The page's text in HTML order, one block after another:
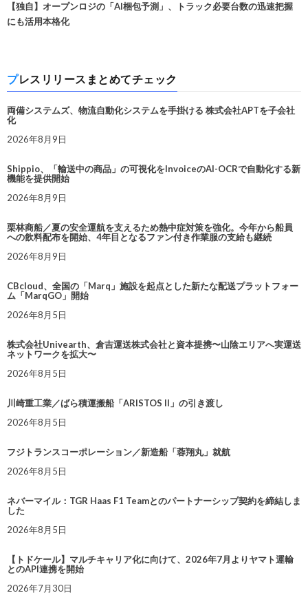
【独自】オープンロジの「AI梱包予測」、トラック必要台数の迅速把握
にも活用本格化
プレスリリースまとめてチェック
両備システムズ、物流自動化システムを手掛ける 株式会社APTを子会社
化
2026年8月9日
Shippio、「輸送中の商品」の可視化をInvoiceのAI-OCRで自動化する新
機能を提供開始
2026年8月9日
栗林商船／夏の安全運航を支えるため熱中症対策を強化。今年から船員
への飲料配布を開始、4年目となるファン付き作業服の支給も継続
2026年8月9日
CBcloud、全国の「Marq」施設を起点とした新たな配送プラットフォー
ム「MarqGO」開始
2026年8月5日
株式会社Univearth、倉吉運送株式会社と資本提携〜山陰エリアへ実運送
ネットワークを拡大〜
2026年8月5日
川崎重工業／ばら積運搬船「ARISTOS II」の引き渡し
2026年8月5日
フジトランスコーポレーション／新造船「蓉翔丸」就航
2026年8月5日
ネバーマイル：TGR Haas F1 Teamとのパートナーシップ契約を締結しま
した
2026年8月5日
【トドケール】マルチキャリア化に向けて、2026年7月よりヤマト運輸
とのAPI連携を開始
2026年7月30日